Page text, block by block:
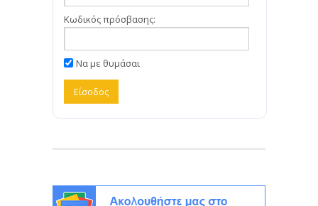
Κωδικός πρόσβασης:
Να με θυμάσαι